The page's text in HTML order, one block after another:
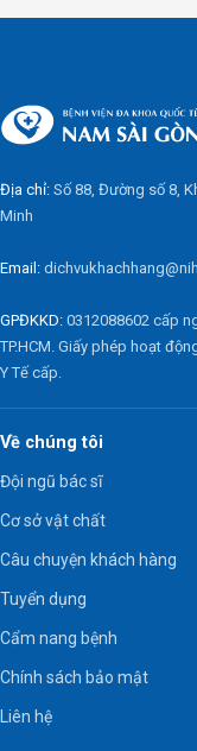
Địa chỉ: Số 88, Đường số 8,
Minh
Email:
GPĐKKD: 0312088602 cấp
TP.HCM. Giấy phép hoạt
Y Tế cấp.
Về chúng tôi
Đội ngũ bác sĩ
Cơ sở vật chất
Câu chuyện khách hàng
Tuyển dụng
Cẩm nang bệnh
Chính sách bảo mật
Liên hệ